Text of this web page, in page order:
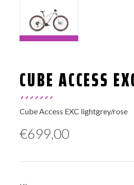
CUBE ACCESS
Cube Access EXC lightgrey/rose
€699,00